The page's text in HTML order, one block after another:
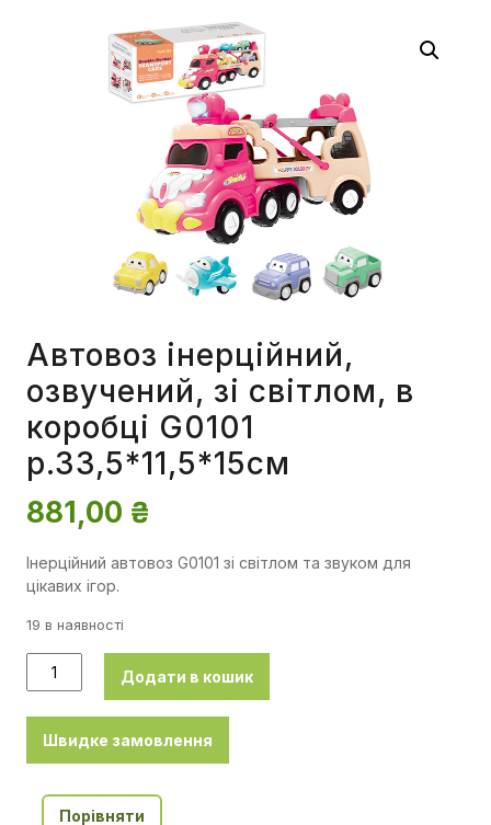
Автовоз інерційний,
озвучений, зі світлом, в
коробці G0101
р.33,5*11,5*15см
881,00 ₴
Інерційний автовоз G0101 зі світлом та звуком для
цікавих ігор.
19 в наявності
Додати в кошик
Швидке замовлення
Порівняти